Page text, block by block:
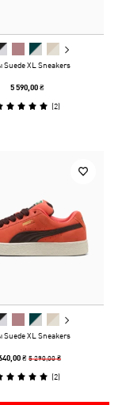
Suede XL Sneakers
5 590,00 ₴
(2)
Suede XL Sneakers
₴5 290,00 ₴
(2)